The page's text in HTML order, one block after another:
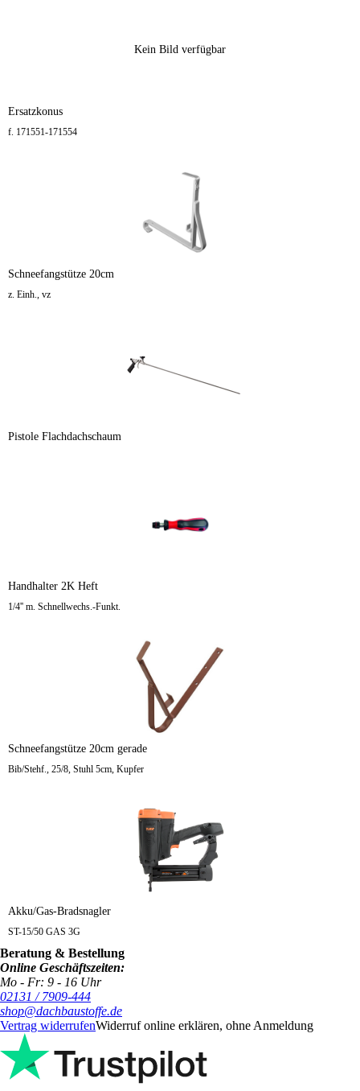
Kein Bild verfügbar
Ersatzkonus
f. 171551-171554
Schneefangstütze 20cm
z. Einh., vz
Pistole Flachdachschaum
Handhalter 2K Heft
1/4'' m. Schnellwechs.-Funkt.
Schneefangstütze 20cm gerade
Bib/Stehf., 25/8, Stuhl 5cm, Kupfer
Akku/Gas-Bradsnagler
ST-15/50 GAS 3G
Beratung & Bestellung
Online Geschäftszeiten:
Mo - Fr: 9 - 16 Uhr
02131 / 7909-444
shop@dachbaustoffe.de
Vertrag widerrufenWiderruf online erklären, ohne Anmeldung